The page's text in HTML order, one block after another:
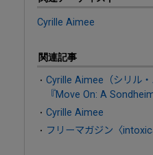
Cyrille Aimee
関連記事
Cyrille Aimee（シリル
『Move On: A
Cyrille Aimee
フリーマガジン〈